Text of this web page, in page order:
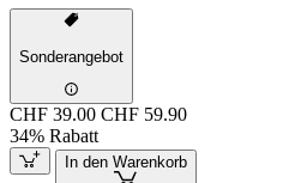
Sonderangebot
CHF 39.00 CHF 59.90
34% Rabatt
In den Warenkorb